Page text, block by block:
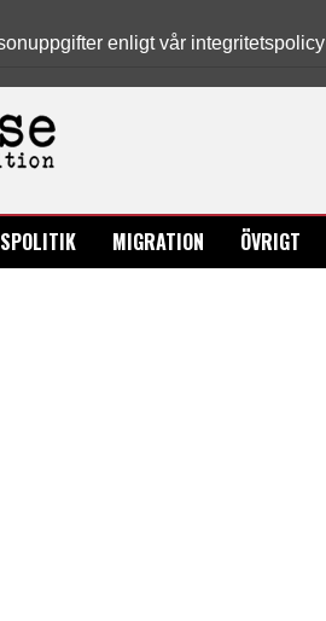
enligt vår integritetspolicy
MIGRATION ÖVRIGT